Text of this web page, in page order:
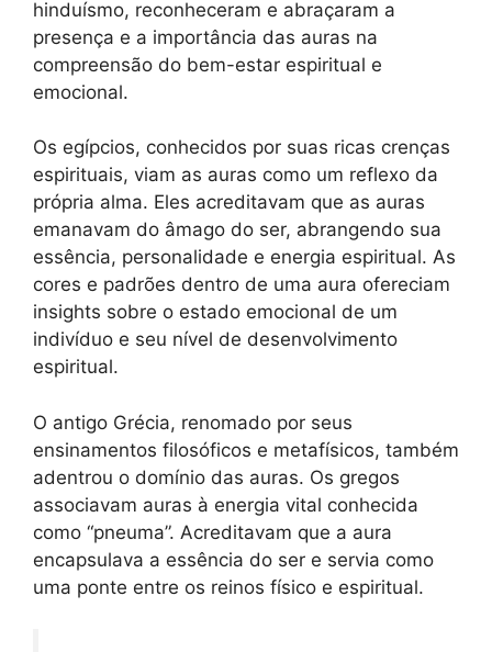
hinduísmo, reconheceram e abraçaram a
presença e a importância das auras na
compreensão do bem-estar espiritual e
emocional.
Os egípcios, conhecidos por suas ricas crenças
espirituais, viam as auras como um reflexo da
própria alma. Eles acreditavam que as auras
emanavam do âmago do ser, abrangendo sua
essência, personalidade e energia espiritual. As
cores e padrões dentro de uma aura ofereciam
insights sobre o estado emocional de um
indivíduo e seu nível de desenvolvimento
espiritual.
O antigo Grécia, renomado por seus
ensinamentos filosóficos e metafísicos, também
adentrou o domínio das auras. Os gregos
associavam auras à energia vital conhecida
como “pneuma”. Acreditavam que a aura
encapsulava a essência do ser e servia como
uma ponte entre os reinos físico e espiritual.